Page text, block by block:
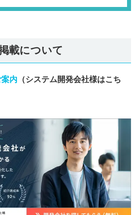
載について
案内 （システム開発会社様はこち